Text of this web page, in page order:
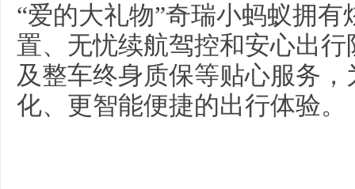
“爱的大礼物”奇瑞小蚂蚁拥
置、无忧续航驾控和安心出
及整车终身质保等贴心服务
化、更智能便捷的出行体验。